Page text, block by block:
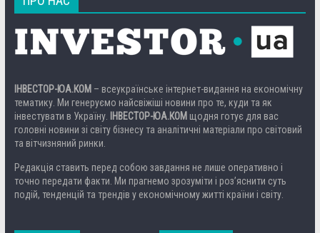
ІНВЕСТОР-ЮА.КОМ – всеукраїнське інтернет-видання на економічну
тематику. Ми генеруємо найсвіжіші новини про те, куди та як
інвестувати в Україну.
ІНВЕСТОР-ЮА.КОМ щодня готує для вас
головні новини зі світу бізнесу та аналітичні матеріали про світовий
та вітчизняний ринки.
Редакція ставить перед собою завдання не лише оперативно і
точно передати факти. Ми прагнемо зрозуміти і роз’яснити суть
подій, тенденцій та трендів у економічному житті країни і світу.